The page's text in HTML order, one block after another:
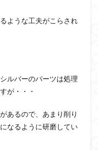
ような工夫がこらされ
ルバーのパーツは処理
が・・・
あるので、あまり削り
なるように研磨してい